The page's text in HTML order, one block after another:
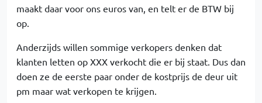
maakt daar voor ons euros van, en telt er de BTW bij
op.
Anderzijds willen sommige verkopers denken dat
klanten letten op XXX verkocht die er bij staat. Dus dan
doen ze de eerste paar onder de kostprijs de deur uit
pm maar wat verkopen te krijgen.